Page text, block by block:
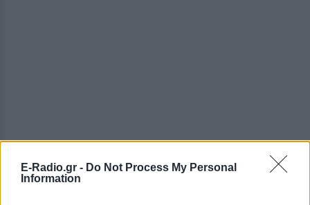
E-Radio.gr - Do Not Process My Personal
Information